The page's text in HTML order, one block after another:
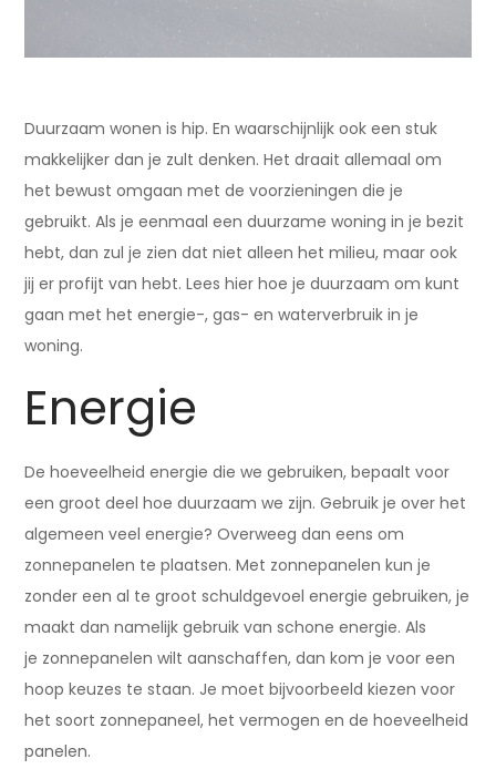
Duurzaam wonen is hip. En waarschijnlijk ook een stuk
makkelijker dan je zult denken. Het draait allemaal om
het bewust omgaan met de voorzieningen die je
gebruikt. Als je eenmaal een duurzame woning in je bezit
hebt, dan zul je zien dat niet alleen het milieu, maar ook
jij er profijt van hebt. Lees hier hoe je duurzaam om kunt
gaan met het energie-, gas- en waterverbruik in je
woning.
Energie
De hoeveelheid energie die we gebruiken, bepaalt voor
een groot deel hoe duurzaam we zijn. Gebruik je over het
algemeen veel energie? Overweeg dan eens om
zonnepanelen te plaatsen. Met zonnepanelen kun je
zonder een al te groot schuldgevoel energie gebruiken, je
maakt dan namelijk gebruik van schone energie. Als
je zonnepanelen wilt aanschaffen, dan kom je voor een
hoop keuzes te staan. Je moet bijvoorbeeld kiezen voor
het soort zonnepaneel, het vermogen en de hoeveelheid
panelen.